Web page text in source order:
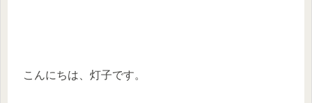
こんにちは、灯子です。